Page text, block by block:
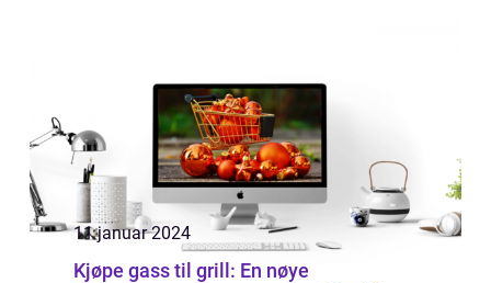
11 januar 2024
Kjøpe gass til grill: En nøye